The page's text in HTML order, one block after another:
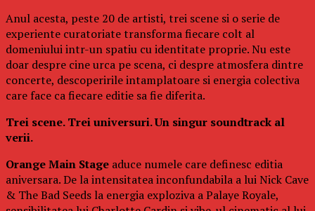
Anul acesta, peste 20 de artisti, trei scene si o serie de
experiente curatoriate transforma fiecare colt al
domeniului intr-un spatiu cu identitate proprie. Nu este
doar despre cine urca pe scena, ci despre atmosfera dintre
concerte, descoperirile intamplatoare si energia colectiva
care face ca fiecare editie sa fie diferita.
Trei scene. Trei universuri. Un singur soundtrack al
verii.
Orange Main Stage aduce numele care definesc editia
aniversara. De la intensitatea inconfundabila a lui Nick Cave
& The Bad Seeds la energia exploziva a Palaye Royale,